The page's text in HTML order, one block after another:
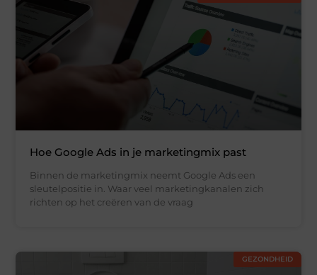
Hoe Google Ads in je marketingmix past
Binnen de marketingmix neemt Google Ads een
sleutelpositie in. Waar veel marketingkanalen zich
richten op het creëren van de vraag
GEZONDHEID